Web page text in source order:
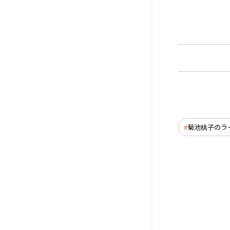
菊池桃子の